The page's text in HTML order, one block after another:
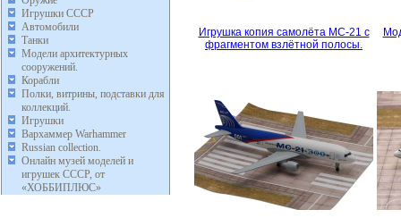
Игрушки СССР
Автомобили
Танки
Модели архитектурных
сооружений.
Корабли
Полки, витрины, подставки для
коллекций.
Игрушки
Вархаммер Warhammer
Russian collection.
Онлайн музей моделей и
игрушек СССР, от
«ХОББИПЛЮС»
Игрушка копия самолёта МС-21 с
фрагментом взлётной полосы.